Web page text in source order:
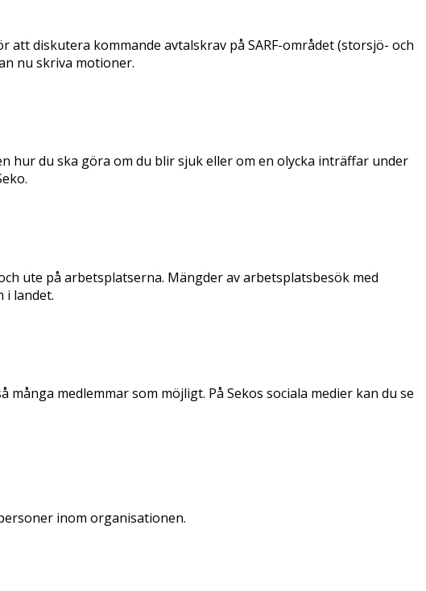
diskutera kommande avtalskrav på SARF-området (storsjö- och
nu skriva motioner.
hur du ska göra om du blir sjuk eller om en olycka inträffar under
ute på arbetsplatserna. Mängder av arbetsplatsbesök med
i landet.
medlemmar som möjligt. På Sekos sociala medier kan du se
inom organisationen.